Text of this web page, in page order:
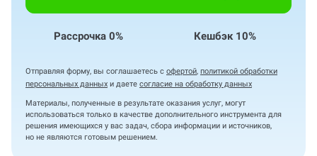
Рассрочка 0% Кешбэк 10%
Отправляя форму, вы соглашаетесь с офертой, политикой обработки
персональных данных и даете согласие на обработку данных
Материалы, полученные в результате оказания услуг, могут
использоваться только в качестве дополнительного инструмента для
решения имеющихся у вас задач, сбора информации и источников,
но не являются готовым решением.